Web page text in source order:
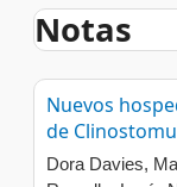
Notas
Nuevos
de
Dora Davies,